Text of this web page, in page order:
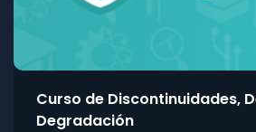
Curso de Discontinuidades,
Degradación